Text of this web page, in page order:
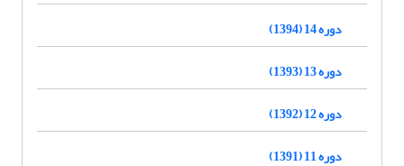
دوره 14 (1394)
دوره 13 (1393)
دوره 12 (1392)
دوره 11 (1391)